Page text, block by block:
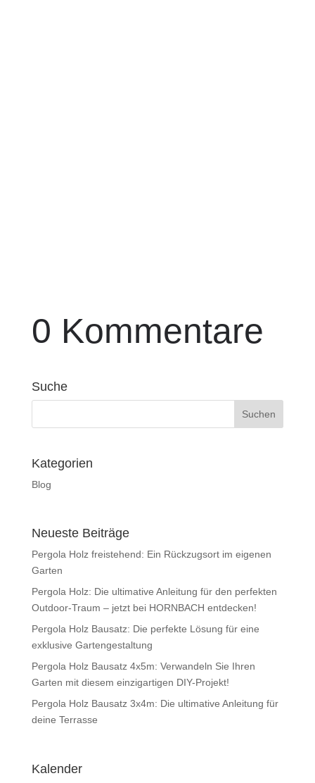
0 Kommentare
Suche
Kategorien
Blog
Neueste Beiträge
Pergola Holz freistehend: Ein Rückzugsort im eigenen
Garten
Pergola Holz: Die ultimative Anleitung für den perfekten
Outdoor-Traum – jetzt bei HORNBACH entdecken!
Pergola Holz Bausatz: Die perfekte Lösung für eine
exklusive Gartengestaltung
Pergola Holz Bausatz 4x5m: Verwandeln Sie Ihren
Garten mit diesem einzigartigen DIY-Projekt!
Pergola Holz Bausatz 3x4m: Die ultimative Anleitung für
deine Terrasse
Kalender